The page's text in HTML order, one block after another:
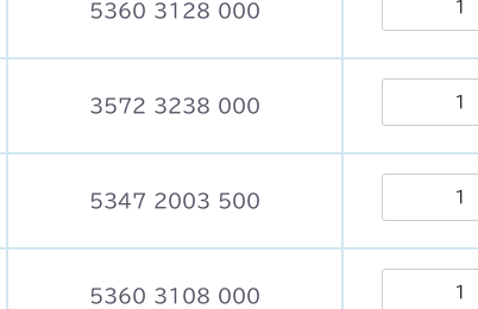
5360 3128 000
3572 3238 000
5347 2003 500
5360 3108 000